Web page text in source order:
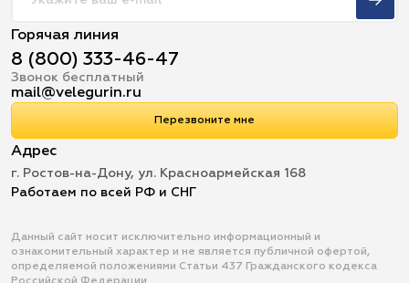
Горячая линия
8 (800) 333-46-47
Звонок бесплатный
mail@velegurin.ru
Перезвоните мне
Адрес
г. Ростов-на-Дону, ул. Красноармейская 168
Работаем по всей РФ и СНГ
Данный сайт носит исключительно информационный и
ознакомительный характер и не является публичной офертой,
определяемой положениями Статьи 437 Гражданского кодекса